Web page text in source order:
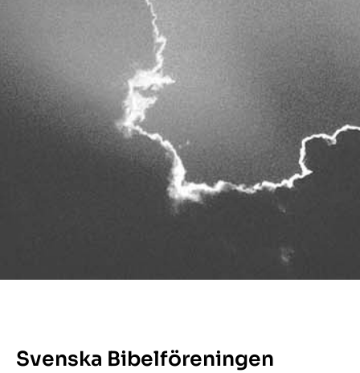
Svenska Bibelföreningen